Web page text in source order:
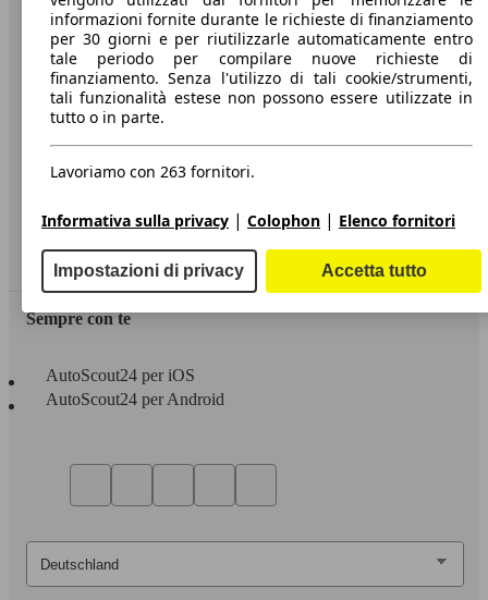
Media
Condizioni generali
Informazioni
Privacy
Dichiarazione di Accessibilità
Servizi
Area rivenditori
Sempre con te
AutoScout24 per iOS
AutoScout24 per Android
informazioni fornite durante le richieste di finanziamento
per 30 giorni e per riutilizzarle automaticamente entro
tale periodo per compilare nuove richieste di
finanziamento. Senza l'utilizzo di tali cookie/strumenti,
tali funzionalità estese non possono essere utilizzate in
tutto o in parte.
Lavoriamo con 263 fornitori.
Informativa sulla privacy | Colophon | Elenco fornitori
Impostazioni di privacy Accetta tutto